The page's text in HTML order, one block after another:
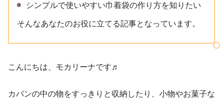
シンプルで使いやすい巾着袋の作り方を知りたい
そんなあなたのお役に立てる記事となっています。
こんにちは、モカリーナです♬
カバンの中の物をすっきりと収納したり、小物やお菓子な